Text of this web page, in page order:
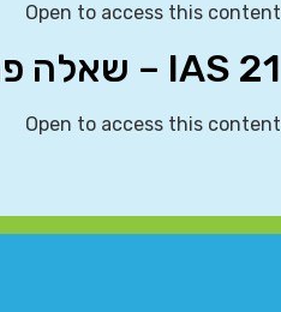
Open to access this content
IAS 21 – שאלה פתוחה 13
Open to access this content